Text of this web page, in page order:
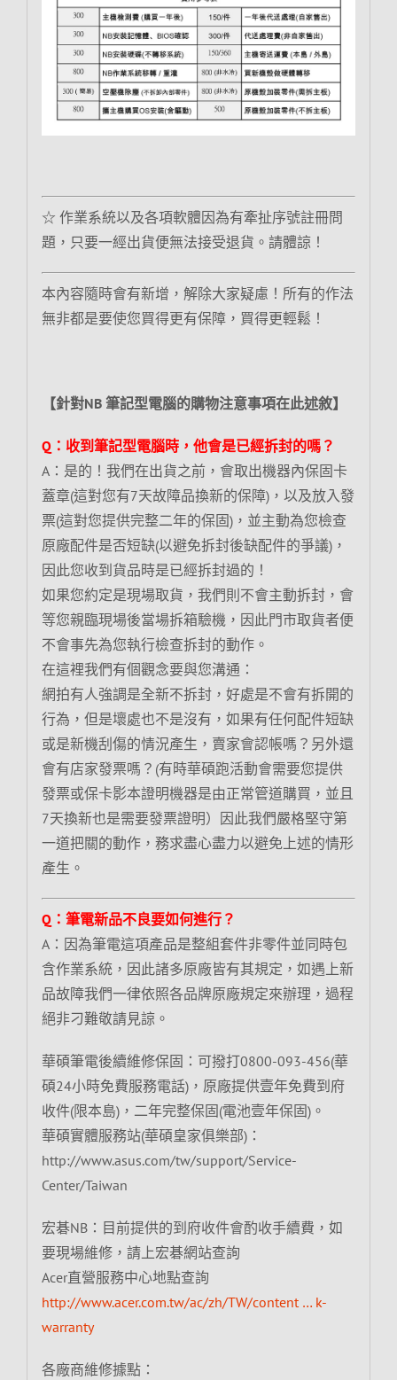
☆ 作業系統以及各項軟體因為有牽扯序號註冊問
題，只要一經出貨便無法接受退貨。請體諒！
本內容隨時會有新增，解除大家疑慮！所有的作法
無非都是要使您買得更有保障，買得更輕鬆！
【針對NB 筆記型電腦的購物注意事項在此述敘】
Q：收到筆記型電腦時，他會是已經拆封的嗎？
A：是的！我們在出貨之前，會取出機器內保固卡
蓋章(這對您有7天故障品換新的保障)，以及放入發
票(這對您提供完整二年的保固)，並主動為您檢查
原廠配件是否短缺(以避免拆封後缺配件的爭議)，
因此您收到貨品時是已經拆封過的！
如果您約定是現場取貨，我們則不會主動拆封，會
等您親臨現場後當場拆箱驗機，因此門市取貨者便
不會事先為您執行檢查拆封的動作。
在這裡我們有個觀念要與您溝通：
網拍有人強調是全新不拆封，好處是不會有拆開的
行為，但是壞處也不是沒有，如果有任何配件短缺
或是新機刮傷的情況產生，賣家會認帳嗎？另外還
會有店家發票嗎？(有時華碩跑活動會需要您提供
發票或保卡影本證明機器是由正常管道購買，並且
7天換新也是需要發票證明）因此我們嚴格堅守第
一道把關的動作，務求盡心盡力以避免上述的情形
產生。
Q：筆電新品不良要如何進行？
A：因為筆電這項產品是整組套件非零件並同時包
含作業系統，因此諸多原廠皆有其規定，如遇上新
品故障我們一律依照各品牌原廠規定來辦理，過程
絕非刁難敬請見諒。
華碩筆電後續維修保固：可撥打0800-093-456(華
碩24小時免費服務電話)，原廠提供壹年免費到府
收件(限本島)，二年完整保固(電池壹年保固)。
華碩實體服務站(華碩皇家俱樂部)：
http://www.asus.com/tw/support/Service-
Center/Taiwan
宏碁NB：目前提供的到府收件會酌收手續費，如
要現場維修，請上宏碁網站查詢
Acer直營服務中心地點查詢
http://www.acer.com.tw/ac/zh/TW/content … k-
warranty
各廠商維修據點：